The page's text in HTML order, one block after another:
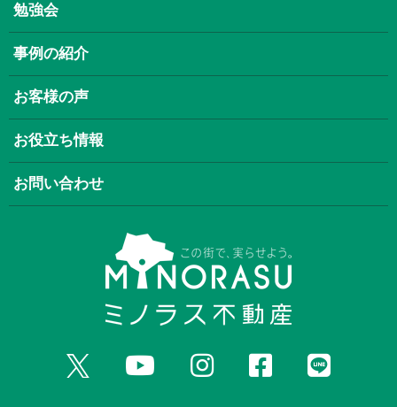
勉強会
事例の紹介
お客様の声
お役立ち情報
お問い合わせ